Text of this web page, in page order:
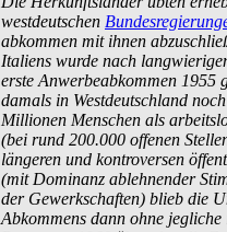
westdeutschen
abkommen mit ihnen
Italiens wurde nach
erste Anwerbeabkommen 1955
damals in Westdeutschland
Millionen Menschen als
(bei rund 200.000 offenen
längeren und kontroversen
(mit Dominanz ablehnender
der Gewerkschaften) blieb die
Abkommens dann ohne